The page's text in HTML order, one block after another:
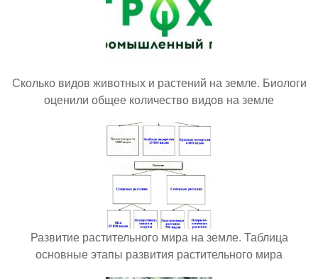
Сколько видов животных и растений на земле. Биологи
оценили общее количество видов на земле
Развитие растительного мира на земле. Таблица
основные этапы развития растительного мира